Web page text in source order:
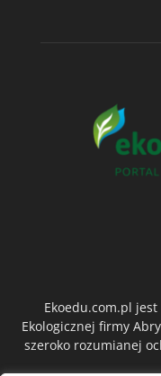
Ekoedu.com.pl
Ekologicznej firmy
szeroko rozumianej